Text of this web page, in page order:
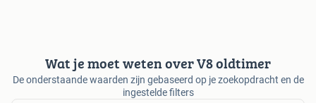
Wat je moet weten over V8 oldtimer
De onderstaande waarden zijn gebaseerd op je zoekopdracht en de
ingestelde filters